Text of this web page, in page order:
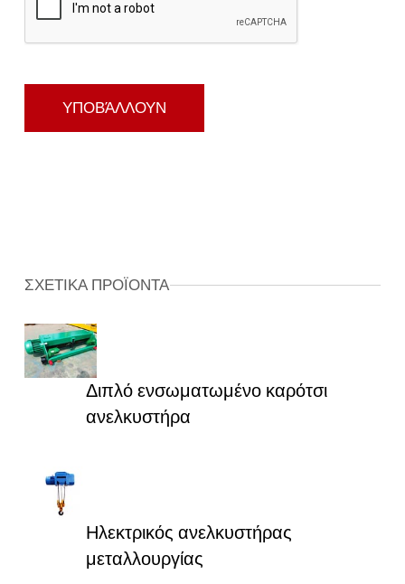
ΣΧΕΤΙΚΑ ΠΡΟΪΟΝΤΑ
Διπλό ενσωματωμένο καρότσι
ανελκυστήρα
Ηλεκτρικός ανελκυστήρας
μεταλλουργίας